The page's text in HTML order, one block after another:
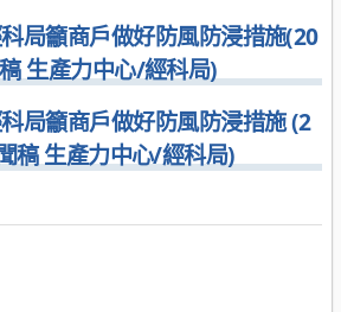
局籲商戶做好防風防浸措施(20
生產力中心/經科局)
局籲商戶做好防風防浸措施 (2
稿 生產力中心/經科局)